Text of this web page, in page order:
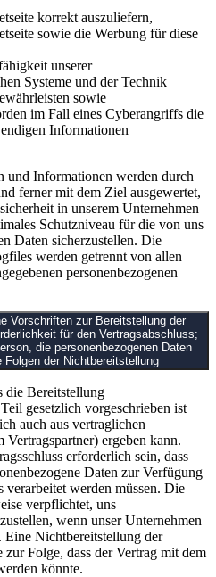
korrekt auszuliefern,
sowie die Werbung für diese
unserer
Systeme und der Technik
sowie
im Fall eines Cyberangriffs die
Informationen
und Informationen werden durch
ferner mit dem Ziel ausgewertet,
in unserem Unternehmen
Schutzniveau für die von uns
Daten sicherzustellen. Die
werden getrennt von allen
personenbezogenen
Vorschriften zur Bereitstellung der
für den Vertragsabschluss;
die personenbezogenen Daten
Folgen der Nichtbereitstellung
die Bereitstellung
gesetzlich vorgeschrieben ist
auch aus vertraglichen
ergeben kann.
erforderlich sein, dass
Daten zur Verfügung
werden müssen. Die
verpflichtet, uns
wenn unser Unternehmen
Eine Nichtbereitstellung der
zur Folge, dass der Vertrag mit dem
könnte.